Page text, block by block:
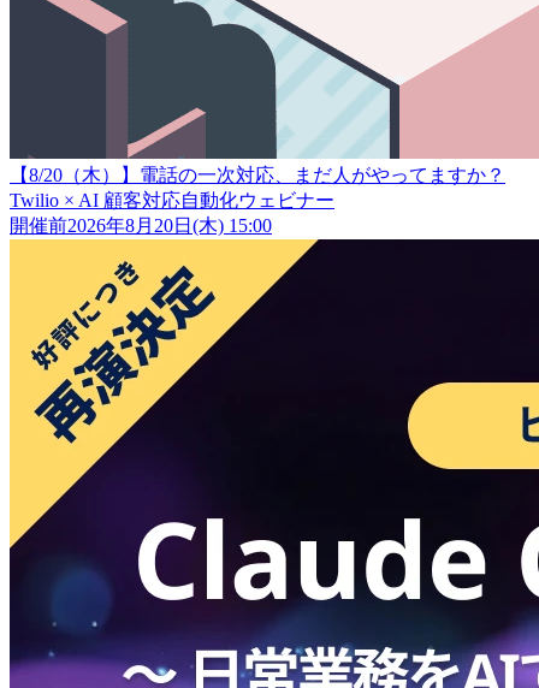
【8/20（木）】電話の一次対応、まだ人がやってますか？
Twilio × AI 顧客対応自動化ウェビナー
開催前2026年8月20日(木) 15:00